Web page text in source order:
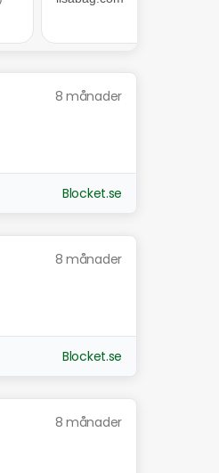
8 månader
Blocket.se
8 månader
Blocket.se
8 månader